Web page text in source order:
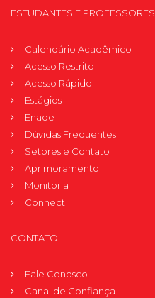
ESTUDANTES E PROFESSORES
Calendário Acadêmico
Acesso Restrito
Acesso Rápido
Estágios
Enade
Dúvidas Frequentes
Setores e Contato
Aprimoramento
Monitoria
Connect
CONTATO
Fale Conosco
Canal de Confiança